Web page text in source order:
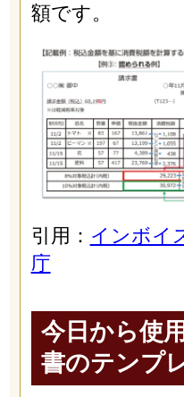
額です。
引用： インボイ
庁
今日から使
書のテンプ